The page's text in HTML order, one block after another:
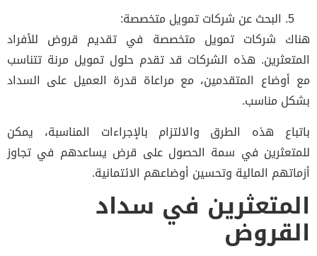
البحث عن شركات تمويل متخصصة:
هناك شركات تمويل متخصصة في تقديم قروض للأفراد
المتعثرين. هذه الشركات قد تقدم حلول تمويل مرنة تتناسب
مع أوضاع المتقدمين، مع مراعاة قدرة العميل على السداد
بشكل مناسب.
باتباع هذه الطرق والالتزام بالإجراءات المناسبة، يمكن
للمتعثرين في سمة الحصول على قرض يساعدهم في تجاوز
أزماتهم المالية وتحسين أوضاعهم الائتمانية.
المتعثرين في سداد
القروض